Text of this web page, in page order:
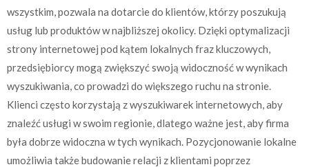
wszystkim, pozwala na dotarcie do klientów, którzy poszukują
usług lub produktów w najbliższej okolicy. Dzięki optymalizacji
strony internetowej pod kątem lokalnych fraz kluczowych,
przedsiębiorcy mogą zwiększyć swoją widoczność w wynikach
wyszukiwania, co prowadzi do większego ruchu na stronie.
Klienci często korzystają z wyszukiwarek internetowych, aby
znaleźć usługi w swoim regionie, dlatego ważne jest, aby firma
była dobrze widoczna w tych wynikach. Pozycjonowanie lokalne
umożliwia także budowanie relacji z klientami poprzez